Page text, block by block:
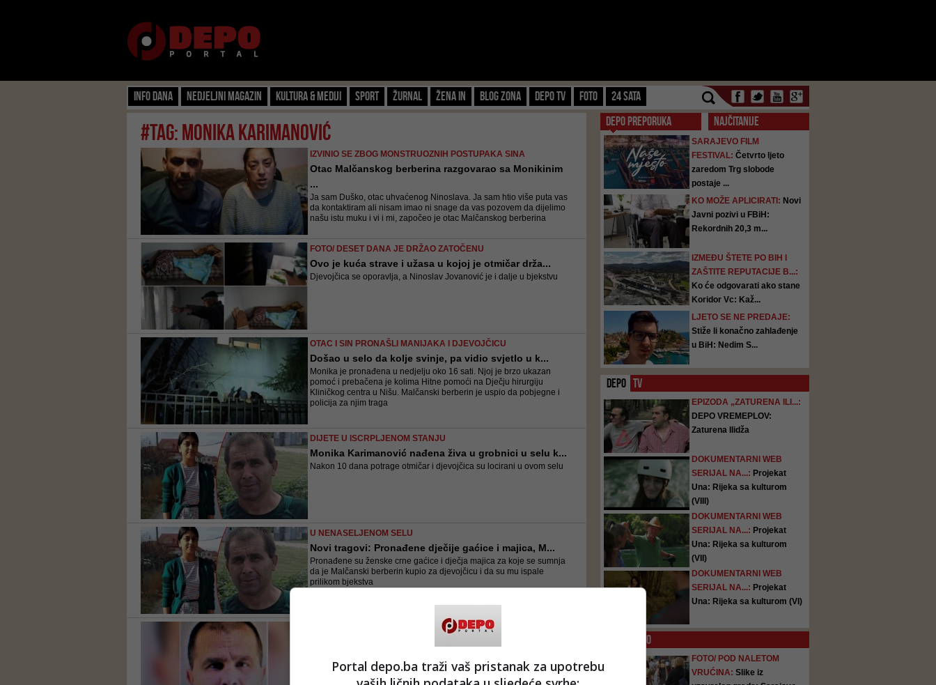
Info dana Nedjeljni magazin Kultura & Mediji Sport Žurnal Žena IN Blog zona Depo TV FOTO 24 SATA
#tag: monika karimanović
IZVINIO SE ZBOG MONSTRUOZNIH POSTUPAKA SINA
Otac Malčanskog berberina razgovarao sa Monikinim
...
Ja sam Duško, otac uhvaćenog Ninoslava. Ja sam htio više puta vas
da kontaktiram ali nisam imao ni snage da vas pozovem da dijelimo
našu istu muku i vi i mi, započeo je otac Malčanskog berberina
FOTO/ DESET DANA JE DRŽAO ZATOČENU
Ovo je kuća strave i užasa u kojoj je otmičar drža...
Djevojčica se oporavlja, a Ninoslav Jovanović je i dalje u bjekstvu
OTAC I SIN PRONAŠLI MANIJAKA I DJEVOJČICU
Došao u selo da kolje svinje, pa vidio svjetlo u k...
Monika je pronađena u nedjelju oko 16 sati. Njoj je brzo ukazan
pomoć i prebačena je kolima Hitne pomoći na Dječju hirurgiju
Kliničkog centra u Nišu. Malčanski berberin je uspio da pobjegne i
policija za njim traga
DIJETE U ISCRPLJENOM STANJU
Monika Karimanović nađena živa u grobnici u selu k...
Nakon 10 dana potrage otmičar i djevojčica su locirani u ovom selu
U NENASELJENOM SELU
Novi tragovi: Pronađene dječije gaćice i majica, M...
Pronađene su ženske crne gaćice i dječja majica za koje se sumnja
da je Malčanski berberin kupio za djevojčicu i da su mu ispale
prilikom bjekstva
TRAJE DEVETI DAN POTRAGE ZA MONIKOM KARIMANOVIĆ
Jovanovićeve postupke i tvrde da je ona od njega napravila
DEPO PREPORUKA NAJČITANIJE
SARAJEVO FILM
FESTIVAL: Četvrto ljeto
zaredom Trg slobode
postaje ...
KO MOŽE APLICIRATI: Novi
Javni pozivi u FBiH:
Rekordnih 20,3 m...
IZMEĐU ŠTETE PO BIH I
ZAŠTITE REPUTACIJE B...:
Ko će odgovarati ako stane
Koridor Vc: Kaž...
LJETO SE NE PREDAJE:
Stiže li konačno zahlađenje
u BiH: Nedim S...
DEPO TV
EPIZODA „ZATURENA ILI...:
DEPO VREMEPLOV:
Zaturena Ilidža
DOKUMENTARNI WEB
SERIJAL NA...: Projekat
Una: Rijeka sa kulturom
(VIII)
DOKUMENTARNI WEB
SERIJAL NA...: Projekat
Una: Rijeka sa kulturom
(VII)
DOKUMENTARNI WEB
SERIJAL NA...: Projekat
Una: Rijeka sa kulturom (VI)
FOTO
FOTO/ POD NALETOM
VRUĆINA: Slike iz
Portal depo.ba traži vaš pristanak za upotrebu